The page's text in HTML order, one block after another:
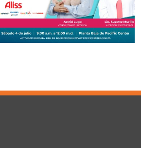
clase magistral
Liderazgo
Empresarial